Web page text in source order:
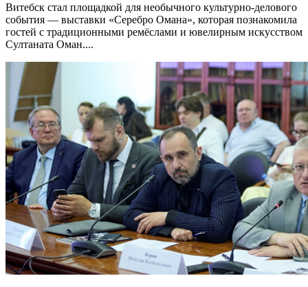
Витебск стал площадкой для необычного культурно-делового
события — выставки «Серебро Омана», которая познакомила
гостей с традиционными ремёслами и ювелирным искусством
Султаната Оман....